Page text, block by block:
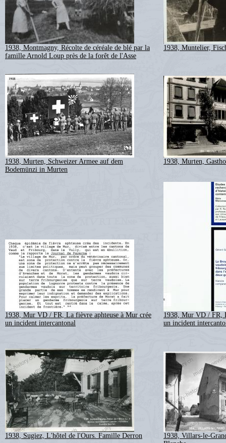
1938, Montmagny, Récolte de céréale de blé par la
famille Arnold Loup près de la forêt de l'Asse
1938, Muntelier,
1938, Murten, Schweizer Armee auf dem
Bodemünzi in Murten
1938, Murten,
1938, Mur VD / FR, La fièvre aphteuse à Mur crée
un incident intercantonal
1938, Mur VD / FR,
un incident
1938, Sugiez, L'hôtel de l'Ours. Famille Derron
1938, Villars-le-